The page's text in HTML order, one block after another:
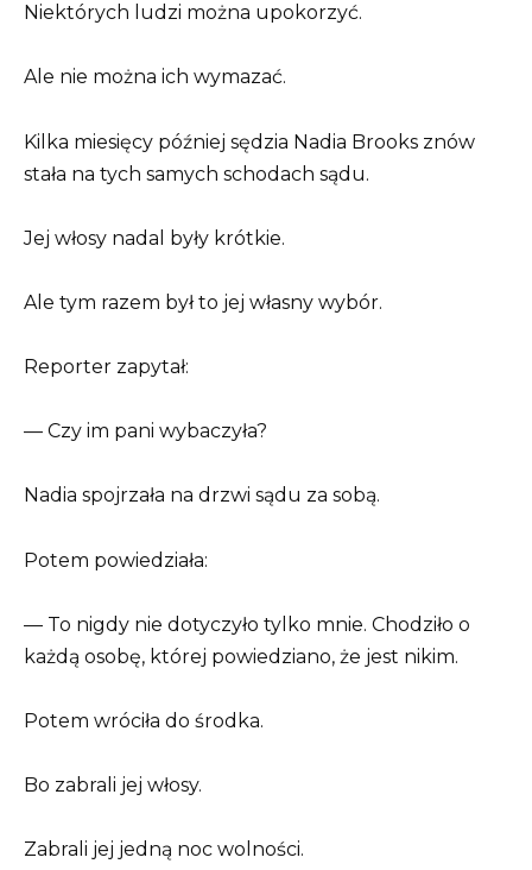
Niektórych ludzi można upokorzyć.
Ale nie można ich wymazać.
Kilka miesięcy później sędzia Nadia Brooks znów
stała na tych samych schodach sądu.
Jej włosy nadal były krótkie.
Ale tym razem był to jej własny wybór.
Reporter zapytał:
— Czy im pani wybaczyła?
Nadia spojrzała na drzwi sądu za sobą.
Potem powiedziała:
— To nigdy nie dotyczyło tylko mnie. Chodziło o
każdą osobę, której powiedziano, że jest nikim.
Potem wróciła do środka.
Bo zabrali jej włosy.
Zabrali jej jedną noc wolności.